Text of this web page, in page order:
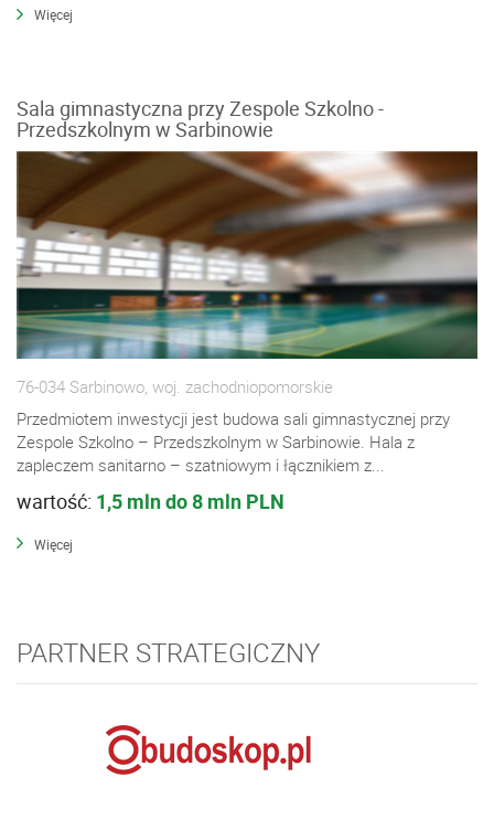
Więcej
Sala gimnastyczna przy Zespole Szkolno -
Przedszkolnym w Sarbinowie
76-034 Sarbinowo, woj. zachodniopomorskie
Przedmiotem inwestycji jest budowa sali gimnastycznej przy
Zespole Szkolno – Przedszkolnym w Sarbinowie. Hala z
zapleczem sanitarno – szatniowym i łącznikiem z...
wartość: 1,5 mln do 8 mln PLN
Więcej
PARTNER STRATEGICZNY